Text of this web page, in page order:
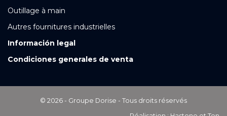
Outillage à main
Autres fournitures industrielles
Información legal
Condiciones generales de venta
© 2026 - Groupe Dorise - Tous droits réservés